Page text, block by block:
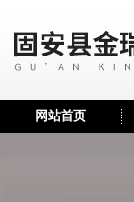
网站首页